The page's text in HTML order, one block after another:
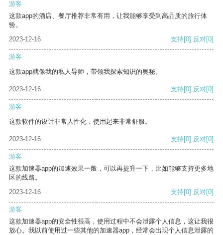
游客
这款app的酒店、餐厅推荐非常有用，让我能够享受到高品质的旅行体
验。
2023-12-16
支持[0] 反对[0]
游客
这款app就像我的私人导师，带领我探索知识的奥秘。
2023-12-16 支持[0] 反对[0]
游客
这款软件的设计非常人性化，使用起来非常舒服。
2023-12-16 支持[0] 反对[0]
游客
这款加速器app的加速效果一般，可以再提升一下，比如能够支持更多地
区的线路。
2023-12-16
支持[0] 反对[0]
游客
这款加速器app的安全性很高，使用过程中不会泄露个人信息，这让我很
放心。我以前使用过一些其他的加速器app，经常会出现个人信息泄露的